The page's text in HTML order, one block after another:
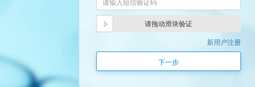
请拖动滑块验证
新用户注册
下一步